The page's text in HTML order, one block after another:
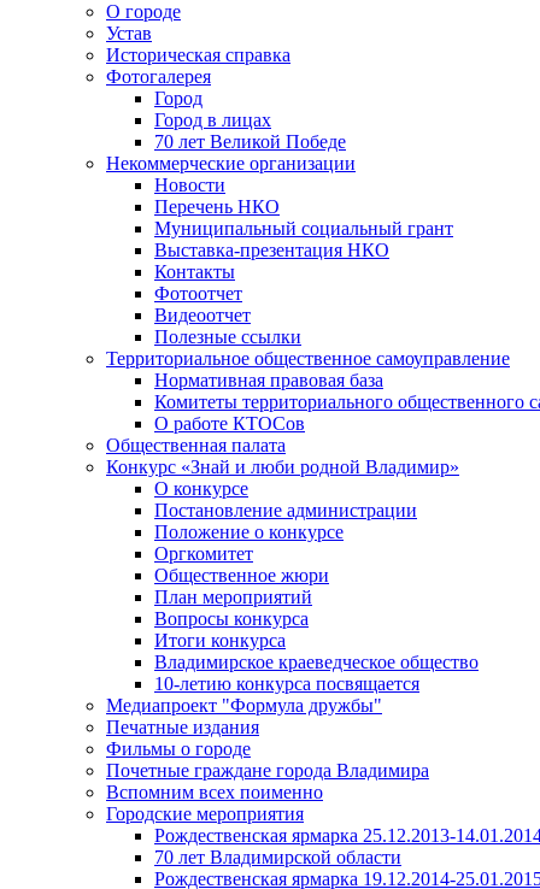
О городе
Устав
Историческая справка
Фотогалерея
Город
Город в лицах
70 лет Великой Победе
Некоммерческие организации
Новости
Перечень НКО
Муниципальный социальный грант
Выставка-презентация НКО
Контакты
Фотоотчет
Видеоотчет
Полезные ссылки
Территориальное общественное самоуправление
Нормативная правовая база
Комитеты территориального общественного
О работе КТОСов
Общественная палата
Конкурс «Знай и люби родной Владимир»
О конкурсе
Постановление администрации
Положение о конкурсе
Оргкомитет
Общественное жюри
План мероприятий
Вопросы конкурса
Итоги конкурса
Владимирское краеведческое общество
10-летию конкурса посвящается
Медиапроект "Формула дружбы"
Печатные издания
Фильмы о городе
Почетные граждане города Владимира
Вспомним всех поименно
Городские мероприятия
Рождественская ярмарка 25.12.2013-
70 лет Владимирской области
Рождественская ярмарка 19.12.2014-